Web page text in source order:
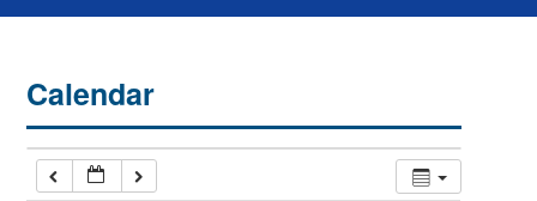
Calendar
7:00